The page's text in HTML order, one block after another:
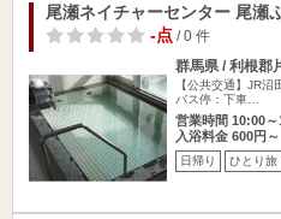
尾瀬ネイチャーセンター 尾瀬
-点/ 0 件
群馬県 / 利根郡
【公共交通】JR
バス停：下車…
営業時間 10:00
入浴料金 600円～
日帰り ひとり旅